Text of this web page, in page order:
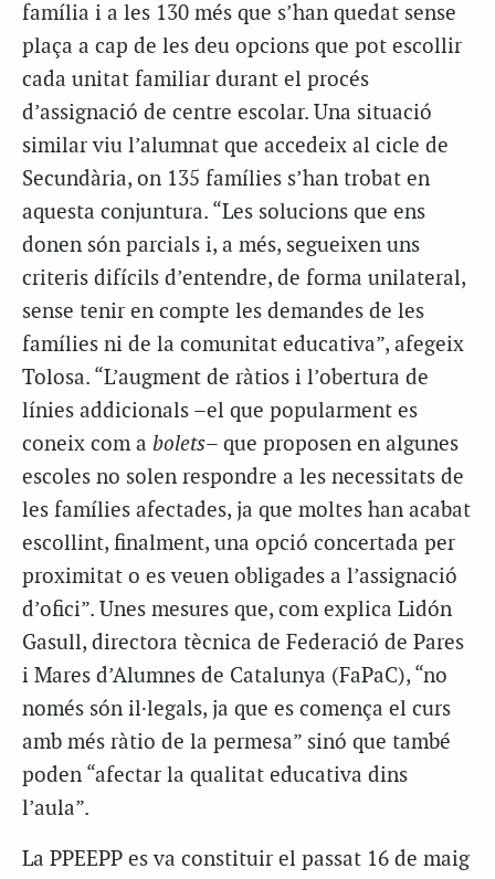
família i a les 130 més que s’han quedat sense
plaça a cap de les deu opcions que pot escollir
cada unitat familiar durant el procés
d’assignació de centre escolar. Una situació
similar viu l’alumnat que accedeix al cicle de
Secundària, on 135 famílies s’han trobat en
aquesta conjuntura. “Les solucions que ens
donen són parcials i, a més, segueixen uns
criteris difícils d’entendre, de forma unilateral,
sense tenir en compte les demandes de les
famílies ni de la comunitat educativa”, afegeix
Tolosa. “L’augment de ràtios i l’obertura de
línies addicionals –el que popularment es
coneix com a bolets– que proposen en algunes
escoles no solen respondre a les necessitats de
les famílies afectades, ja que moltes han acabat
escollint, finalment, una opció concertada per
proximitat o es veuen obligades a l’assignació
d’ofici”. Unes mesures que, com explica Lidón
Gasull, directora tècnica de Federació de Pares
i Mares d’Alumnes de Catalunya (FaPaC), “no
només són il·legals, ja que es comença el curs
amb més ràtio de la permesa” sinó que també
poden “afectar la qualitat educativa dins
l’aula”.
La PPEEPP es va constituir el passat 16 de maig